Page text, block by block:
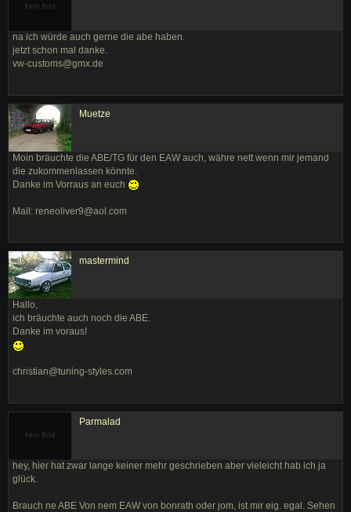
na ich würde auch gerne die abe haben.
jetzt schon mal danke.
vw-customs@gmx.de
Muetze
Moin bräuchte die ABE/TG für den EAW auch, währe nett wenn mir jemand
die zukommenlassen könnte.
Danke im Vorraus an euch
Mail: reneoliver9@aol.com
mastermind
Hallo,
ich bräuchte auch noch die ABE.
Danke im voraus!
christian@tuning-styles.com
Parmalad
hey, hier hat zwar lange keiner mehr geschrieben aber vieleicht hab ich ja
glück.
Brauch ne ABE Von nem EAW von bonrath oder jom, ist mir eig. egal. Sehen